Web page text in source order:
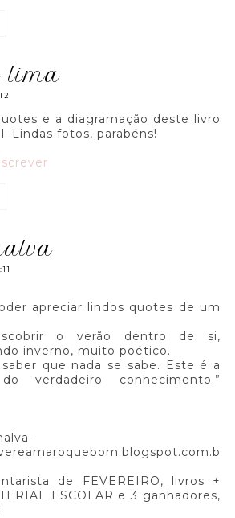
lima
e a diagramação deste livro
Lindas fotos, parabéns!
apreciar lindos quotes de um
o verão dentro de si,
inverno, muito poético.
que nada se sabe. Este é a
verdadeiro conhecimento.”
de FEVEREIRO, livros +
ESCOLAR e 3 ganhadores,